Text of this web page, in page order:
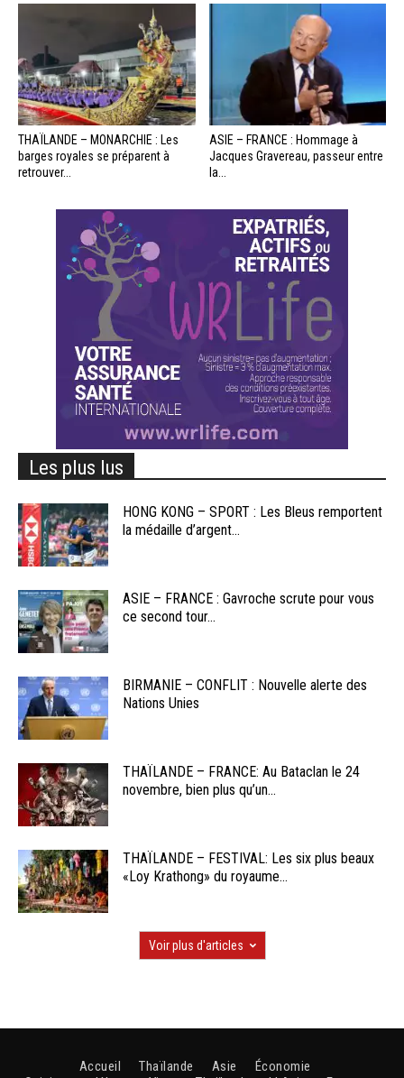
THAÏLANDE – MONARCHIE : Les
barges royales se préparent à
retrouver...
ASIE – FRANCE : Hommage à
Jacques Gravereau, passeur entre
la...
Les plus lus
HONG KONG – SPORT : Les Bleus remportent
la médaille d’argent...
ASIE – FRANCE : Gavroche scrute pour vous
ce second tour...
BIRMANIE – CONFLIT : Nouvelle alerte des
Nations Unies
THAÏLANDE – FRANCE: Au Bataclan le 24
novembre, bien plus qu’un...
THAÏLANDE – FESTIVAL: Les six plus beaux
«Loy Krathong» du royaume...
Voir plus d'articles
Accueil Thaïlande Asie
Économie